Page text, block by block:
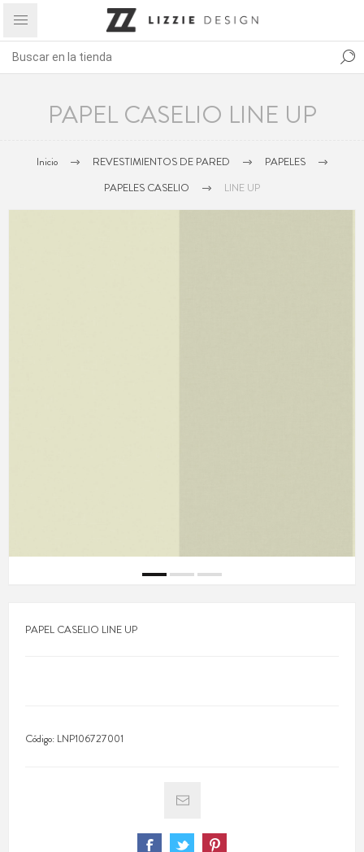
PAPEL CASELIO LINE UP
Inicio REVESTIMIENTOS DE PARED
PAPELES
PAPELES CASELIO
LINE UP
PAPEL CASELIO LINE UP
Código: LNP106727001